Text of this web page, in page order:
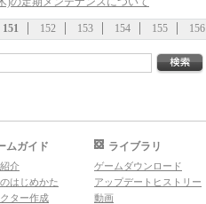
151 152 153 154 155 156
ムガイド
介
はじめかた
ター作成
ライブラリ
ゲームダウンロード
アップデートヒストリー
動画